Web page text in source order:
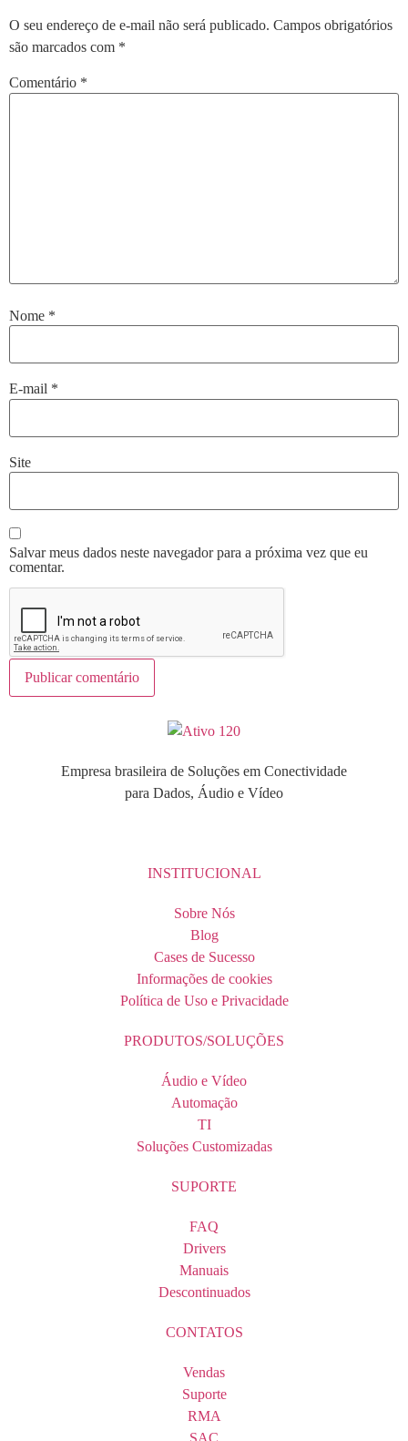
O seu endereço de e-mail não será publicado. Campos obrigatórios
são marcados com *
Comentário *
Nome *
E-mail *
Site
Salvar meus dados neste navegador para a próxima vez que eu
comentar.
Empresa brasileira de Soluções em Conectividade
para Dados, Áudio e Vídeo
INSTITUCIONAL
Sobre Nós
Blog
Cases de Sucesso
Informações de cookies
Política de Uso e Privacidade
PRODUTOS/SOLUÇÕES
Áudio e Vídeo
Automação
TI
Soluções Customizadas
SUPORTE
FAQ
Drivers
Manuais
Descontinuados
CONTATOS
Vendas
Suporte
RMA